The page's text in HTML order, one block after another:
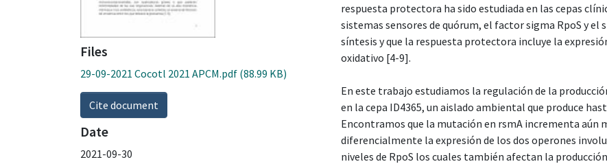
Files
29-09-2021 Cocotl 2021 APCM.pdf (88.99 KB)
Cite document
Date
2021-09-30
respuesta protectora ha sido estudiada en las cepas
sistemas sensores de quórum, el factor sigma RpoS y
síntesis y que la respuesta protectora incluye la
oxidativo [4-9].
En este trabajo estudiamos la regulación de la
en la cepa ID4365, un aislado ambiental que produce
Encontramos que la mutación en rsmA incrementa aún
diferencialmente la expresión de los dos operones
niveles de RpoS los cuales también afectan la